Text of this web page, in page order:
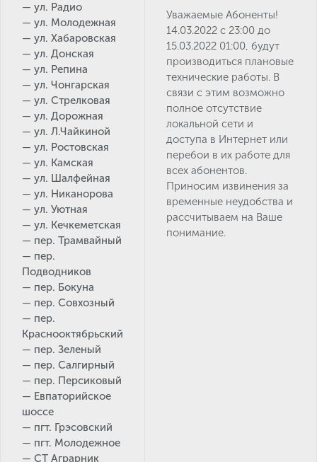
— ул. Радио
— ул. Молодежная
— ул. Хабаровская
— ул. Донская
— ул. Репина
— ул. Чонгарская
— ул. Стрелковая
— ул. Дорожная
— ул. Л.Чайкиной
— ул. Ростовская
— ул. Камская
— ул. Шалфейная
— ул. Никанорова
— ул. Уютная
— ул. Кечкеметская
— пер. Трамвайный
— пер.
Подводников
— пер. Бокуна
— пер. Совхозный
— пер.
Краснооктябрьский
— пер. Зеленый
— пер. Салгирный
— пер. Персиковый
— Евпаторийское
шоссе
— пгт. Грэсовский
— пгт. Молодежное
— СТ Аграрник
Уважаемые Абоненты!
14.03.2022 с 23:00 до
15.03.2022 01:00, будут
производиться плановые
технические работы. В
связи с этим возможно
полное отсутствие
локальной сети и
доступа в Интернет или
перебои в их работе для
всех абонентов.
Приносим извинения за
временные неудобства и
рассчитываем на Ваше
понимание.